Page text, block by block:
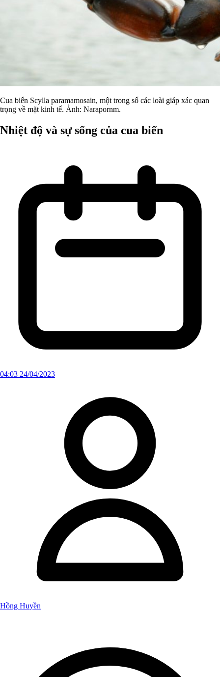
Cua biển Scylla paramamosain, một trong số các loài giáp xác quan
trọng về mặt kinh tế. Ảnh: Narapornm.
Nhiệt độ và sự sống của cua biển
04:03 24/04/2023
Hồng Huyền